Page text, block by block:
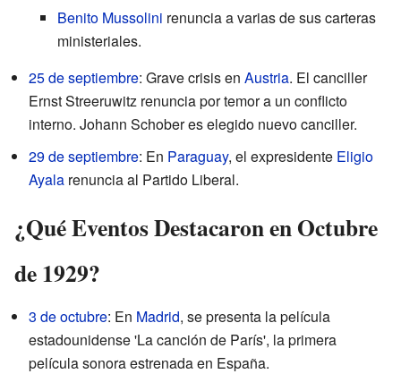
Benito Mussolini renuncia a varias de sus carteras
ministeriales.
25 de septiembre: Grave crisis en Austria. El canciller
Ernst Streeruwitz renuncia por temor a un conflicto
interno. Johann Schober es elegido nuevo canciller.
29 de septiembre: En Paraguay, el expresidente Eligio
Ayala renuncia al Partido Liberal.
¿Qué Eventos Destacaron en Octubre
de 1929?
3 de octubre: En Madrid, se presenta la película
estadounidense 'La canción de París', la primera
película sonora estrenada en España.